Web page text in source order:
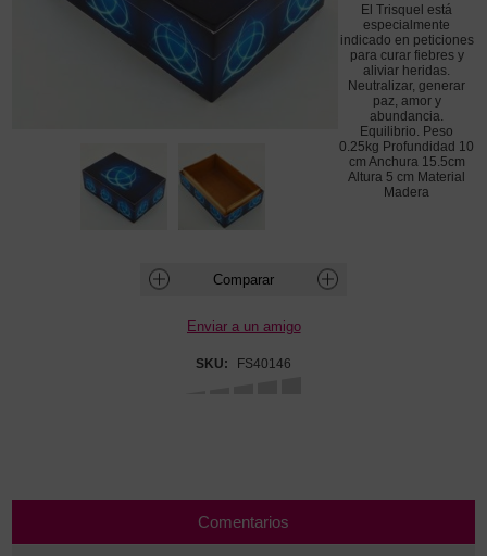
El Trisquel está
especialmente
indicado en peticiones
para curar fiebres y
aliviar heridas.
Neutralizar, generar
paz, amor y
abundancia.
Equilibrio. Peso
0.25kg Profundidad 10
cm Anchura 15.5cm
Altura 5 cm Material
Madera
SKU: FS40146
Comentarios